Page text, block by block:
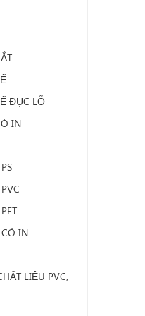
ĐỤC LỖ
IN
IN
LIỆU PVC,